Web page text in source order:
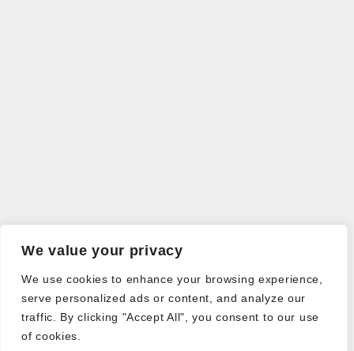
We value your privacy
We use cookies to enhance your browsing experience,
serve personalized ads or content, and analyze our
traffic. By clicking "Accept All", you consent to our use
of cookies.